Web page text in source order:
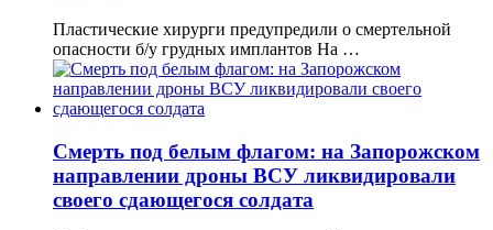
Пластические хирурги предупредили о смертельной
опасности б/у грудных имплантов На …
Смерть под белым флагом: на Запорожском
направлении дроны ВСУ ликвидировали
своего сдающегося солдата